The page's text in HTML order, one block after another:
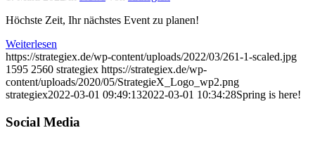
Höchste Zeit, Ihr nächstes Event zu planen!
Weiterlesen
https://strategiex.de/wp-content/uploads/2022/03/261-1-scaled.jpg
1595 2560 strategiex https://strategiex.de/wp-
content/uploads/2020/05/StrategieX_Logo_wp2.png
strategiex2022-03-01 09:49:132022-03-01 10:34:28Spring is here!
Social Media